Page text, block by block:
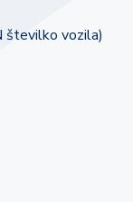
številko vozila)